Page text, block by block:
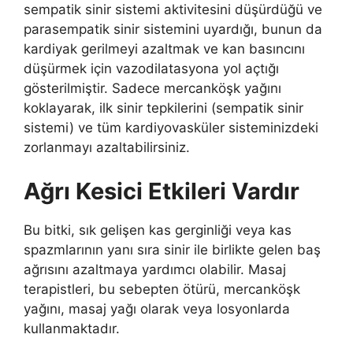
sempatik sinir sistemi aktivitesini düşürdüğü ve
parasempatik sinir sistemini uyardığı, bunun da
kardiyak gerilmeyi azaltmak ve kan basıncını
düşürmek için vazodilatasyona yol açtığı
gösterilmiştir. Sadece mercanköşk yağını
koklayarak, ilk sinir tepkilerini (sempatik sinir
sistemi) ve tüm kardiyovasküler sisteminizdeki
zorlanmayı azaltabilirsiniz.
Ağrı Kesici Etkileri Vardır
Bu bitki, sık gelişen kas gerginliği veya kas
spazmlarının yanı sıra sinir ile birlikte gelen baş
ağrısını azaltmaya yardımcı olabilir. Masaj
terapistleri, bu sebepten ötürü, mercanköşk
yağını, masaj yağı olarak veya losyonlarda
kullanmaktadır.